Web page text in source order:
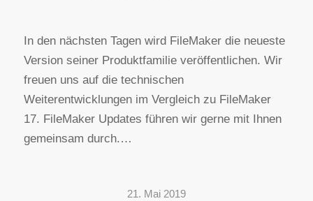
In den nächsten Tagen wird FileMaker die neueste
Version seiner Produktfamilie veröffentlichen. Wir
freuen uns auf die technischen
Weiterentwicklungen im Vergleich zu FileMaker
17. FileMaker Updates führen wir gerne mit Ihnen
gemeinsam durch.…
21. Mai 2019